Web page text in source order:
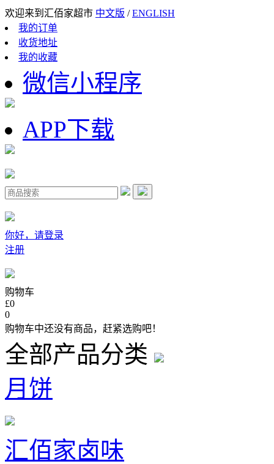
欢迎来到汇佰家超市 中文版 /ENGLISH
我的订单
收货地址
我的收藏
微信小程序
APP下载
你好，请登录
注册
购物车
£0
0
购物车中还没有商品，赶紧选购吧！
全部产品分类
月饼
汇佰家卤味